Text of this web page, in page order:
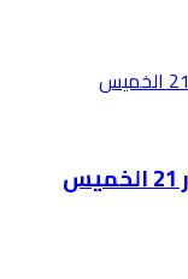
بمقدار 1.1 دينار… ارتفاع الذهب عيار 21 الخميس